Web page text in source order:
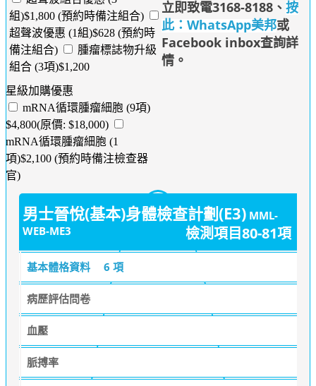
組)$1,800 (預約時備注組合)
超聲波優惠 (1組)$628 (預約時
備注組合)
腫瘤標誌物升級
組合 (3項)$1,200
星級加購優惠
mRNA循環腫瘤細胞 (9項)
$4,800(原價: $18,000)
mRNA循環腫瘤細胞 (1
項)$2,100 (預約時備注檢查器
官)
立即致電3168-8188 、 按
此：WhatsApp美邦或
Facebook inbox查詢詳
情 。
男士晉悅(基本)身體檢查計劃(E3) MML-
WEB-ME3
檢測項目80-81項
基本體格資料 6 項
病歷評估問卷
血壓
脈搏率